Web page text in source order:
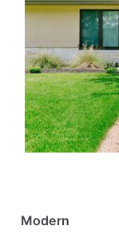
Modern